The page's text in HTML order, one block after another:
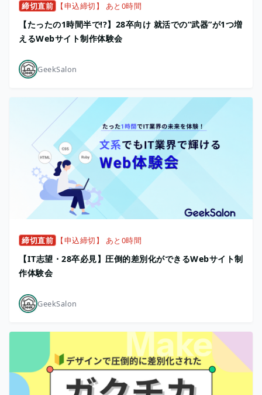
締切直前 【申込締切】 あと0時間
【たったの1時間半で!?】28卒向け 就活での“武器”が1つ増
えるWebサイト制作体験会
GeekSalon
締切直前 【申込締切】 あと0時間
【IT志望・28卒必見】圧倒的差別化ができるWebサイト制
作体験会
GeekSalon